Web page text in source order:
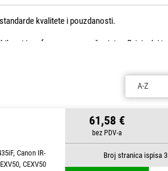
kvalitete i pouzdanosti.
za vaš printer. Originalni toneri pružaju
tekstom.
Canon IR-
CEXV50
61,58 €
Broj stranica ispisa